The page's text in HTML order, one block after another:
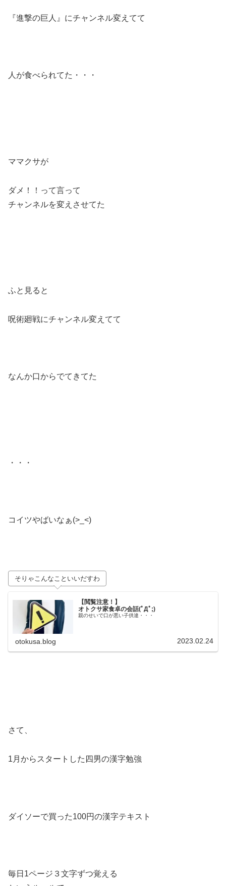
『進撃の巨人』にチャンネル変えてて
人が食べられてた・・・
ママクサが
ダメ！！って言って
チャンネルを変えさせてた
ふと見ると
呪術廻戦にチャンネル変えてて
なんか口からでてきてた
・・・
コイツやばいなぁ(>_<)
そりゃこんなこといいだすわ
【閲覧注意！】
オトクサ家食卓の会話(ﾟДﾟ;)
親のせいで口が悪い子供達・・・
otokusa.blog 2023.02.24
さて、
1月からスタートした四男の漢字勉強
ダイソーで買った100円の漢字テキスト
毎日1ページ３文字ずつ覚える